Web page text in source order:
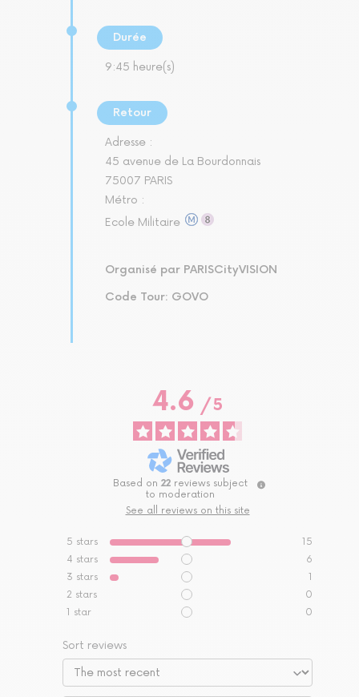
Durée
9:45 heure(s)
Retour
Adresse :
45 avenue de La Bourdonnais
75007 PARIS
Métro :
Ecole Militaire
Organisé par PARISCityVISION
Code Tour: GOVO
4.6/ 5
Based on 22 reviews subject
to moderation
See all reviews on this site
5 stars
15
4 stars
6
3 stars
1
2 stars
0
1 star 0
Sort reviews